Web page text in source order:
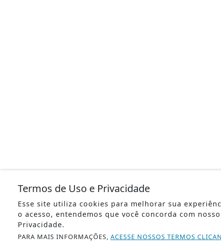
Termos de Uso e Privacidade
Esse site utiliza cookies para melhorar sua
o acesso, entendemos que você concorda com
Privacidade.
PARA MAIS INFORMAÇÕES, ACESSE NOSSOS TERMOS